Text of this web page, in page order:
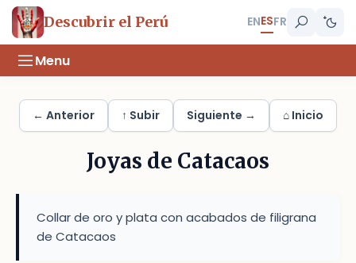
Descubrir el Perú ENESFR
Menu
← Anterior ↑ Subir Siguiente → ⌂ Inicio
Joyas de Catacaos
Collar de oro y plata con acabados de filigrana
de Catacaos